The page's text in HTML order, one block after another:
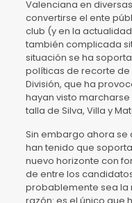
Valenciana en
convertirse el ente
club (y en la
también complicada
situación se ha
políticas de recorte de
División, que ha
hayan visto
talla de Silva, Villa y
Sin embargo ahora
han tenido que
nuevo horizonte con
de entre los
probablemente sea la